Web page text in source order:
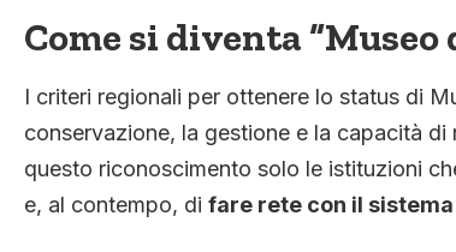
Come si diventa “Museo
I criteri regionali per ottenere lo status di
conservazione, la gestione e la capacità
questo riconoscimento solo le istituzioni
e, al contempo, di fare rete con il